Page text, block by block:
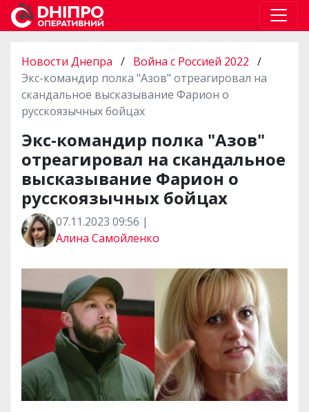
Новости Днепра / Война с Россией 2022 /
Экс-командир полка "Азов" отреагировал на
скандальное высказывание Фарион о
русскоязычных бойцах
Экс-командир полка "Азов"
отреагировал на скандальное
высказывание Фарион о
русскоязычных бойцах
07.11.2023 09:56 |
Алина Самойленко